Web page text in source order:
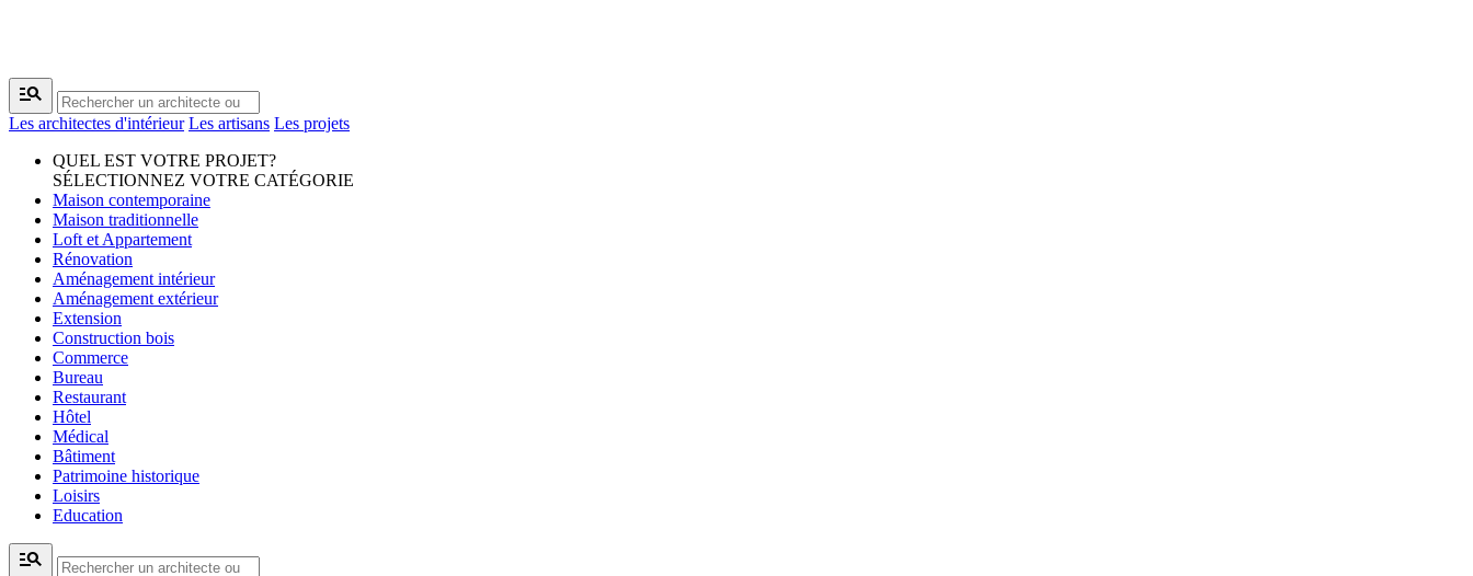
manage_search
Les architectes d'intérieur Les artisans Les projets
QUEL EST VOTRE PROJET?
SÉLECTIONNEZ VOTRE CATÉGORIE
Maison contemporaine
Maison traditionnelle
Loft et Appartement
Rénovation
Aménagement intérieur
Aménagement extérieur
Extension
Construction bois
Commerce
Bureau
Restaurant
Hôtel
Médical
Bâtiment
Patrimoine historique
Loisirs
Education
manage_search